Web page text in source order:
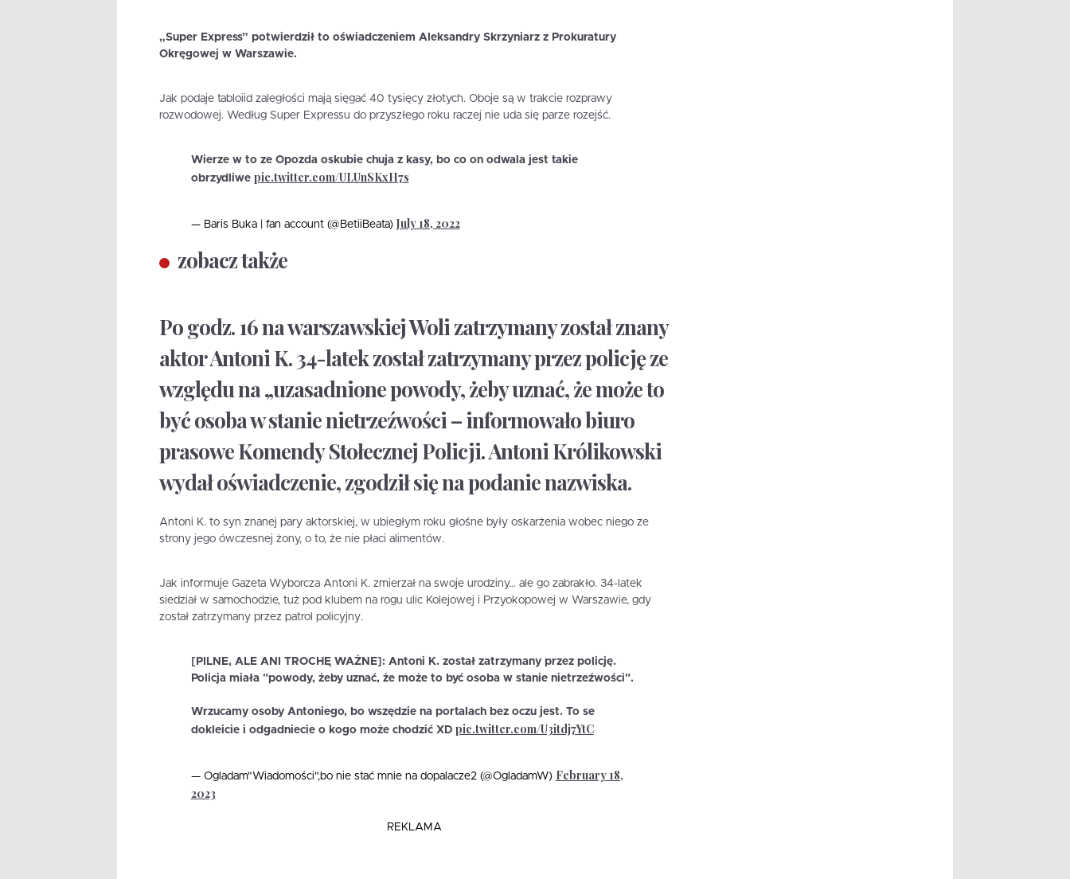
„Super Express” potwierdził to oświadczeniem Aleksandry Skrzyniarz z Prokuratury
Okręgowej w Warszawie.
Jak podaje tabloiid zaległości mają sięgać 40 tysięcy złotych. Oboje są w trakcie rozprawy
rozwodowej. Według Super Expressu do przyszłego roku raczej nie uda się parze rozejść.
Wierze w to ze Opozda oskubie chuja z kasy, bo co on odwala jest takie
obrzydliwe pic.twitter.com/ULUnSKxH7s
— Baris Buka | fan account (@BetiiBeata) July 18, 2022
zobacz także
Po godz. 16 na warszawskiej Woli zatrzymany został znany
aktor Antoni K. 34-latek został zatrzymany przez policję ze
względu na „uzasadnione powody, żeby uznać, że może to
być osoba w stanie nietrzeźwości – informowało biuro
prasowe Komendy Stołecznej Policji. Antoni Królikowski
wydał oświadczenie, zgodził się na podanie nazwiska.
Antoni K. to syn znanej pary aktorskiej, w ubiegłym roku głośne były oskarżenia wobec niego ze
strony jego ówczesnej żony, o to, że nie płaci alimentów.
Jak informuje Gazeta Wyborcza Antoni K. zmierzał na swoje urodziny… ale go zabrakło. 34-latek
siedział w samochodzie, tuż pod klubem na rogu ulic Kolejowej i Przyokopowej w Warszawie, gdy
został zatrzymany przez patrol policyjny.
[PILNE, ALE ANI TROCHĘ WAŻNE]: Antoni K. został zatrzymany przez policję.
Policja miała "powody, żeby uznać, że może to być osoba w stanie nietrzeźwości".
Wrzucamy osoby Antoniego, bo wszędzie na portalach bez oczu jest. To se
dokleicie i odgadniecie o kogo może chodzić XD pic.twitter.com/U3itdj7YtC
— Ogladam"Wiadomości",bo nie stać mnie na dopalacze2 (@OgladamW) February 18,
2023
REKLAMA